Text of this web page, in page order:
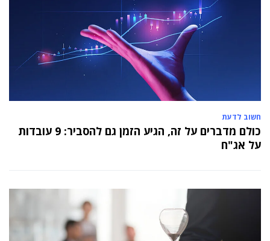
חשוב לדעת
כולם מדברים על זה, הגיע הזמן גם להסביר: 9 עובדות
על אג"ח